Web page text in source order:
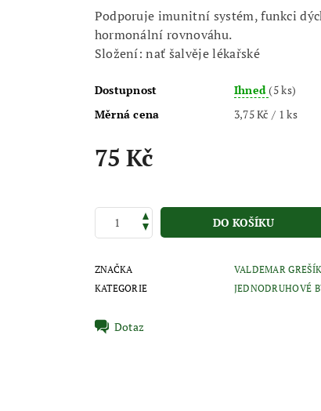
Podporuje imunitní systém, funkci
hormonální rovnováhu.
Složení: nať šalvěje lékařské
Dostupnost Ihned(5 ks)
Měrná cena
3,75 Kč / 1 ks
75 Kč
ZNAČKA
VALDEMAR GREŠÍK
KATEGORIE
JEDNODRUHOVÉ
Dotaz